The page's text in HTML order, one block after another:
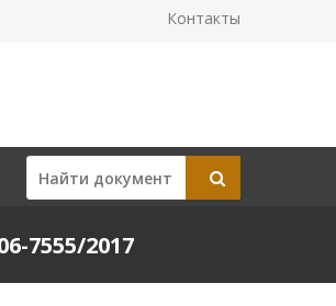
Контакты
7555/2017